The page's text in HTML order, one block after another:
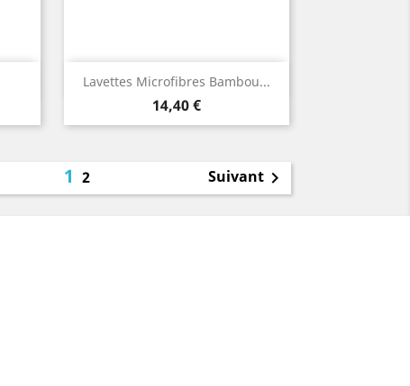
Lavettes Microfibres Bambou...
Prix
14,40 €
 Aperçu rapide
12 Suivant